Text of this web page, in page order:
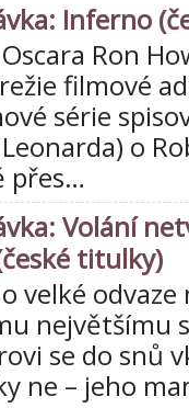
Inferno
Ron
filmové
série
o
přes…
Volání
titulky)
velké
největšímu
se do snů
ne – jeho